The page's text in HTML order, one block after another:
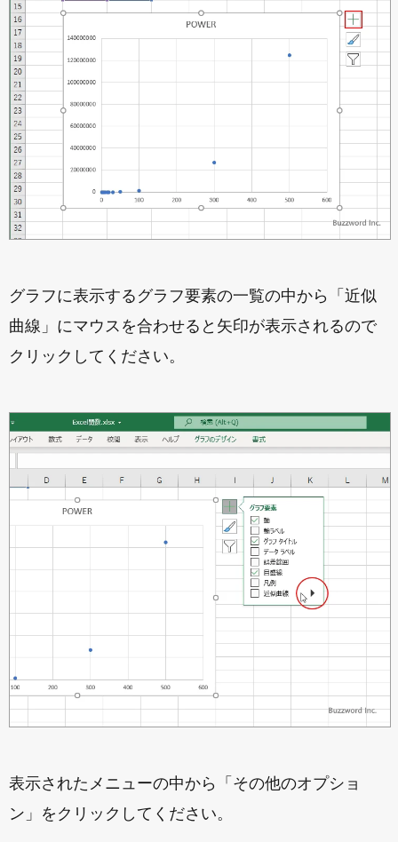
グラフに表示するグラフ要素の一覧の中から「近似
曲線」にマウスを合わせると矢印が表示されるので
クリックしてください。
表示されたメニューの中から「その他のオプショ
ン」をクリックしてください。